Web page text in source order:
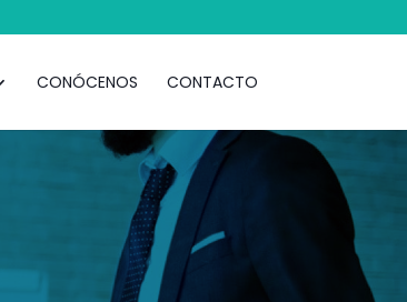
CONÓCENOS CONTACTO